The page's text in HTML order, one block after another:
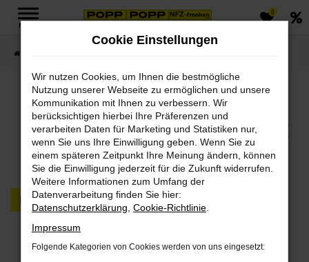
Zum
MENÜ
0
Jetzt PKWs & LKWs in
unserem Fahrzeugmarkt
finden
PKW LKW
Fehler: Network Error
Cookie Einstellungen
Wir nutzen Cookies, um Ihnen die bestmögliche
Nutzung unserer Webseite zu ermöglichen und unsere
Kommunikation mit Ihnen zu verbessern. Wir
berücksichtigen hierbei Ihre Präferenzen und
verarbeiten Daten für Marketing und Statistiken nur,
wenn Sie uns Ihre Einwilligung geben. Wenn Sie zu
einem späteren Zeitpunkt Ihre Meinung ändern, können
Sie die Einwilligung jederzeit für die Zukunft widerrufen.
Weitere Informationen zum Umfang der
Datenverarbeitung finden Sie hier:
Datenschutzerklärung Cookie-Richtlinie
Impressum
Folgende Kategorien von Cookies werden von uns eingesetzt: